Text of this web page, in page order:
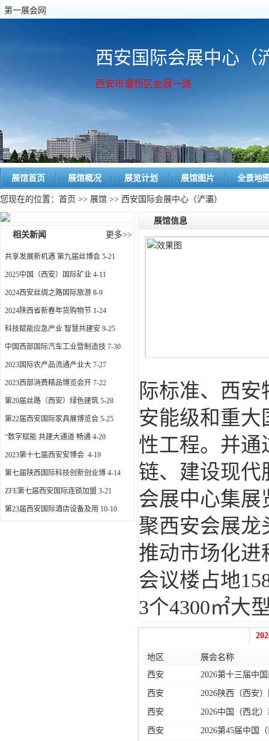
第一展会网
西安国际会展中心（
西安市灞桥区会展一路
展馆首页 展馆概况 展览计划 展馆图片 全景地
您现在的位置： 首页 >> 展馆 >> 西安国际会展中心（浐灞）
更多>>
相关新闻
共享发展新机遇 第九届丝博会 5-21
2025中国（西安）国际矿业 4-11
2024西安丝绸之路国际旅游 8-9
2024陕西省新春年货购物节 1-24
科技赋能应急产业 智慧共建安 9-25
中国西部国际汽车工业暨制造技 7-30
2023国际农产品流通产业大 7-27
2023西部消费精品博览会开 7-22
第20届丝路（西安）绿色建筑 5-28
第22届西安国际家具展博览会 5-25
“数字赋能 共建大通道 畅通 4-20
2023第十七届西安安博会 4-19
第七届陕西国际科技创新创业博 4-14
ZFE第七届西安国际连锁加盟 3-21
第23届西安国际酒店设备及用 10-10
展馆信息
际标准、西
安能级和重
性工程。并通
链、建设现代
会展中心集展
聚西安会展龙
推动市场化进
会议楼占地
3个4300㎡大
地区
展会名称
西安
2026第十三届中
西安 2026陕西（西安
西安 2026中国（西北
西安 2026第45届中国